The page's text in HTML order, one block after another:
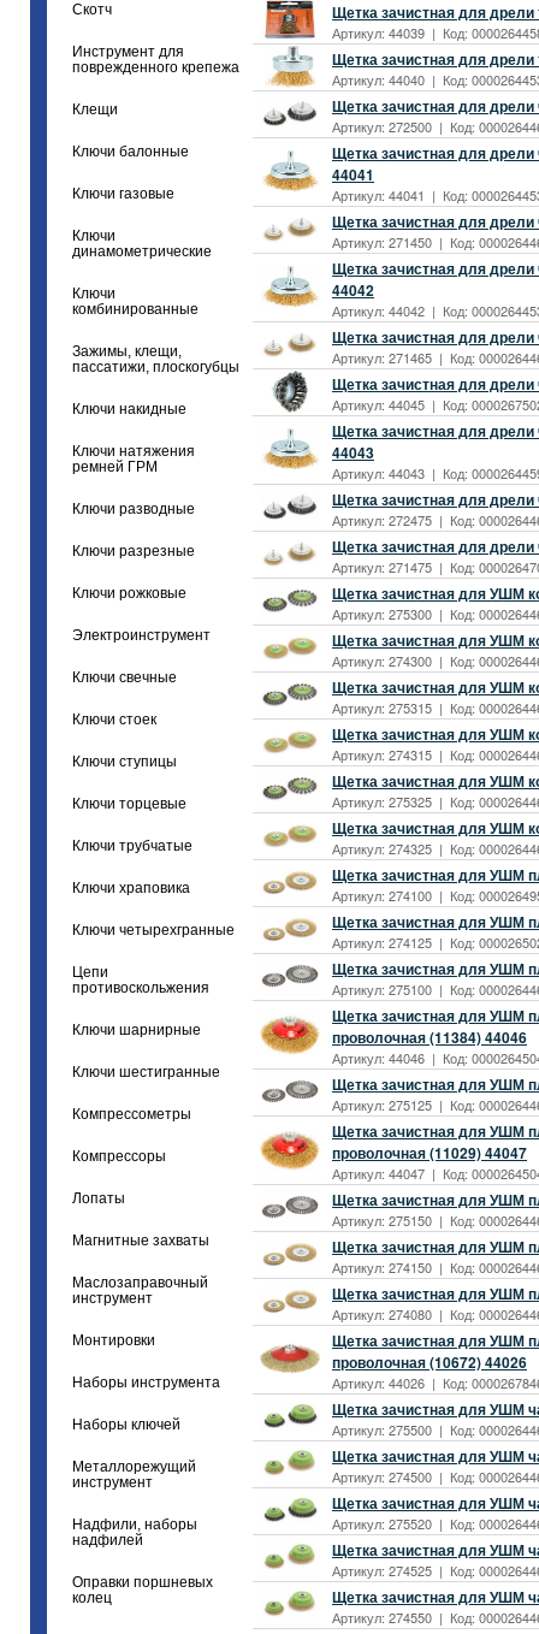
Скотч
Инструмент для
поврежденного крепежа
Клещи
Ключи балонные
Ключи газовые
Ключи
динамометрические
Ключи
комбинированные
Зажимы, клещи,
пассатижи, плоскогубцы
Ключи накидные
Ключи натяжения
ремней ГРМ
Ключи разводные
Ключи разрезные
Ключи рожковые
Электроинструмент
Ключи свечные
Ключи стоек
Ключи ступицы
Ключи торцевые
Ключи трубчатые
Ключи храповика
Ключи четырехгранные
Цепи
противоскольжения
Ключи шарнирные
Ключи шестигранные
Компрессометры
Компрессоры
Лопаты
Магнитные захваты
Маслозаправочный
инструмент
Монтировки
Наборы инструмента
Наборы ключей
Металлорежущий
инструмент
Надфили, наборы
надфилей
Оправки поршневых
колец
Щетка зачистная для
Артикул: 44039 | Код:
Щетка зачистная для
Артикул: 44040 | Код:
Щетка зачистная для
Артикул: 272500 | Код:
Щетка зачистная для
44041
Артикул: 44041 | Код:
Щетка зачистная для
Артикул: 271450 | Код:
Щетка зачистная для
44042
Артикул: 44042 | Код:
Щетка зачистная для
Артикул: 271465 | Код:
Щетка зачистная для
Артикул: 44045 | Код:
Щетка зачистная для
44043
Артикул: 44043 | Код:
Щетка зачистная для
Артикул: 272475 | Код:
Щетка зачистная для
Артикул: 271475 | Код:
Щетка зачистная для УШМ
Артикул: 275300 | Код:
Щетка зачистная для УШМ
Артикул: 274300 | Код:
Щетка зачистная для УШМ
Артикул: 275315 | Код:
Щетка зачистная для УШМ
Артикул: 274315 | Код:
Щетка зачистная для УШМ
Артикул: 275325 | Код:
Щетка зачистная для УШМ
Артикул: 274325 | Код:
Щетка зачистная для УШМ
Артикул: 274100 | Код:
Щетка зачистная для УШМ
Артикул: 274125 | Код:
Щетка зачистная для УШМ
Артикул: 275100 | Код:
Щетка зачистная для УШМ
проволочная (11384) 44046
Артикул: 44046 | Код:
Щетка зачистная для УШМ
Артикул: 275125 | Код:
Щетка зачистная для УШМ
проволочная (11029) 44047
Артикул: 44047 | Код:
Щетка зачистная для УШМ
Артикул: 275150 | Код:
Щетка зачистная для УШМ
Артикул: 274150 | Код:
Щетка зачистная для УШМ
Артикул: 274080 | Код:
Щетка зачистная для УШМ
проволочная (10672) 44026
Артикул: 44026 | Код:
Щетка зачистная для УШМ
Артикул: 275500 | Код:
Щетка зачистная для УШМ
Артикул: 274500 | Код:
Щетка зачистная для УШМ
Артикул: 275520 | Код:
Щетка зачистная для УШМ
Артикул: 274525 | Код:
Щетка зачистная для УШМ
Артикул: 274550 | Код: